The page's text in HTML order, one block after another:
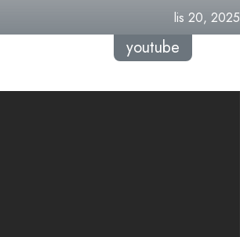
lis 20, 2025
youtube